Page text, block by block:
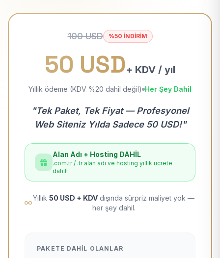
100 USD %50 İNDİRİM
50 USD+ KDV / yıl
Yıllık ödeme (KDV %20 dahil değil) Her Şey Dahil
"Tek Paket, Tek Fiyat — Profesyonel
Web Siteniz Yılda Sadece 50 USD!"
Alan Adı + Hosting DAHİL
.com.tr / .tr alan adı ve hosting yıllık ücrete
dahil!
Yıllık 50 USD + KDV dışında sürpriz maliyet yok —
her şey dahil.
PAKETE DAHIL OLANLAR